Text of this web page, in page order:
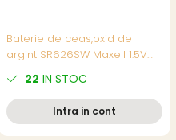
Baterie de ceas,oxid de
argint SR626SW Maxell 1.5V
bucata/blister,(pret/buc)
22 IN STOC
Intra in cont